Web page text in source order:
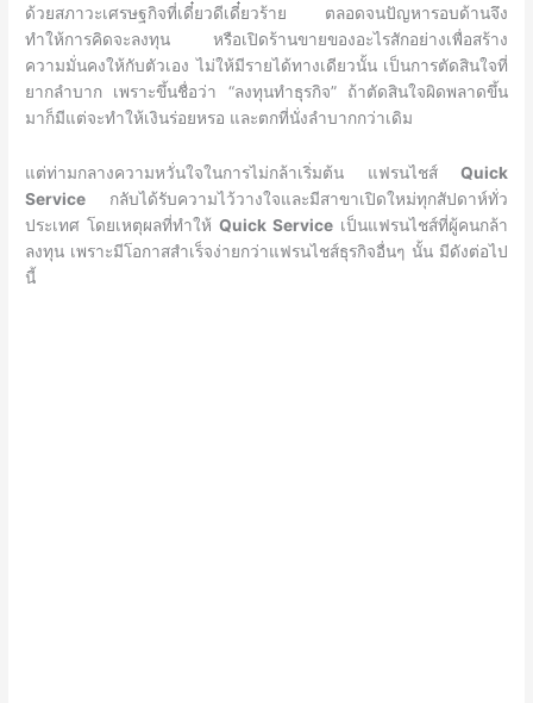
ด้วยสภาวะเศรษฐกิจที่เดี๋ยวดีเดี๋ยวร้าย ตลอดจนปัญหารอบด้านจึง
ทำให้การคิดจะลงทุน หรือเปิดร้านขายของอะไรสักอย่างเพื่อสร้าง
ความมั่นคงให้กับตัวเอง ไม่ให้มีรายได้ทางเดียวนั้น เป็นการตัดสินใจที่
ยากลำบาก เพราะขึ้นชื่อว่า “ลงทุนทำธุรกิจ” ถ้าตัดสินใจผิดพลาดขึ้น
มาก็มีแต่จะทำให้เงินร่อยหรอ และตกที่นั่งลำบากกว่าเดิม
แต่ท่ามกลางความหวั่นใจในการไม่กล้าเริ่มต้น แฟรนไชส์ Quick
Service กลับได้รับความไว้วางใจและมีสาขาเปิดใหม่ทุกสัปดาห์ทั่ว
ประเทศ โดยเหตุผลที่ทำให้ Quick Serviceเป็นแฟรนไชส์ที่ผู้คนกล้า
ลงทุน เพราะมีโอกาสสำเร็จง่ายกว่าแฟรนไชส์ธุรกิจอื่นๆ นั้น มีดังต่อไป
นี้